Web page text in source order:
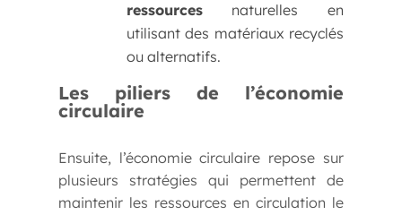
ressourcesnaturelles en
utilisant des matériaux recyclés
ou alternatifs.
Les piliers de l’économie
circulaire
Ensuite, l’économie circulaire repose sur
plusieurs stratégies qui permettent de
maintenir les ressources en circulation le